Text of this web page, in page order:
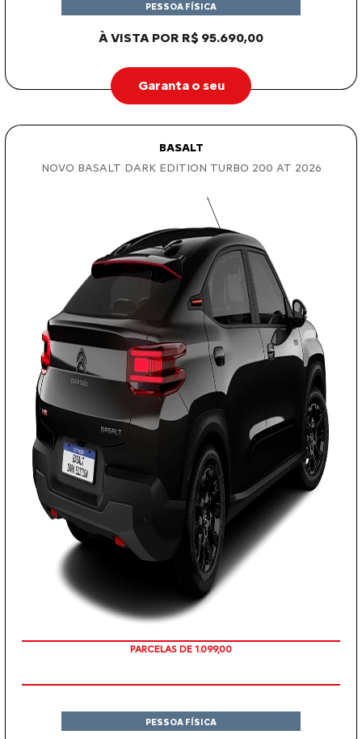
À VISTA POR R$ 95.690,00
PESSOA FÍSICA
Garanta o seu
BASALT
NOVO BASALT DARK EDITION TURBO 200 AT 2026
PARCELAS DE 1.099,00
PESSOA FÍSICA